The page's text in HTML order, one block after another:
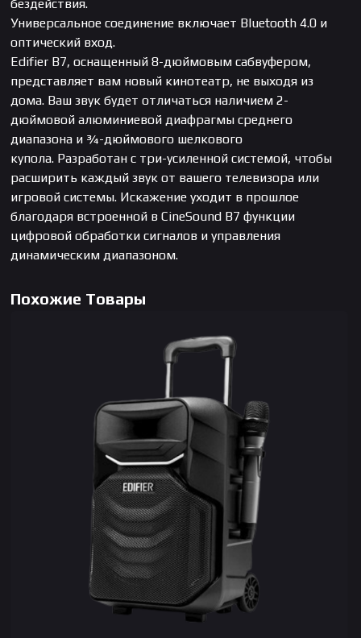
бездействия.
Универсальное соединение включает Bluetooth 4.0 и
оптический вход.
Edifier B7, оснащенный 8-дюймовым сабвуфером,
представляет вам новый кинотеатр, не выходя из
дома. Ваш звук будет отличаться наличием 2-
дюймовой алюминиевой диафрагмы среднего
диапазона и ¾-дюймового шелкового
купола. Разработан с три-усиленной системой, чтобы
расширить каждый звук от вашего телевизора или
игровой системы. Искажение уходит в прошлое
благодаря встроенной в CineSound B7 функции
цифровой обработки сигналов и управления
динамическим диапазоном.
Похожие Товары